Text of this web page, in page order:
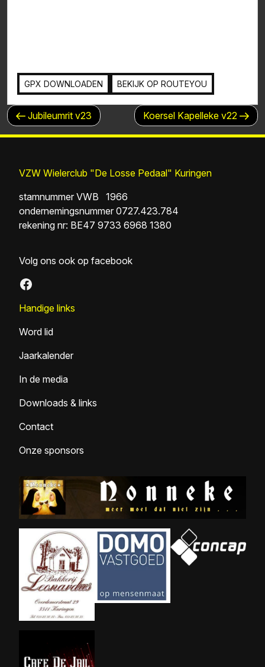
GPX DOWNLOADEN BEKIJK OP ROUTEYOU
BERICHTNAVIGATIE
Vorig
bericht
Jubileumrit v23
Volgend
bericht
Koersel Kapelleke v22
VZW Wielerclub "De Losse Pedaal" Kuringen
stamnummer VWB 1966
ondernemingsnummer 0727.423.784
rekening nr: BE47 9733 6968 1380
Volg ons ook op facebook
Facebook
Handige links
Word lid
Jaarkalender
In de media
Downloads & links
Contact
Onze sponsors